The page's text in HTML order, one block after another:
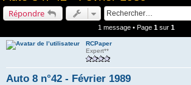
Répondre
1 message • Page 1 sur 1
RCPaper
Expert**
Auto 8 n°42 - Février 1989